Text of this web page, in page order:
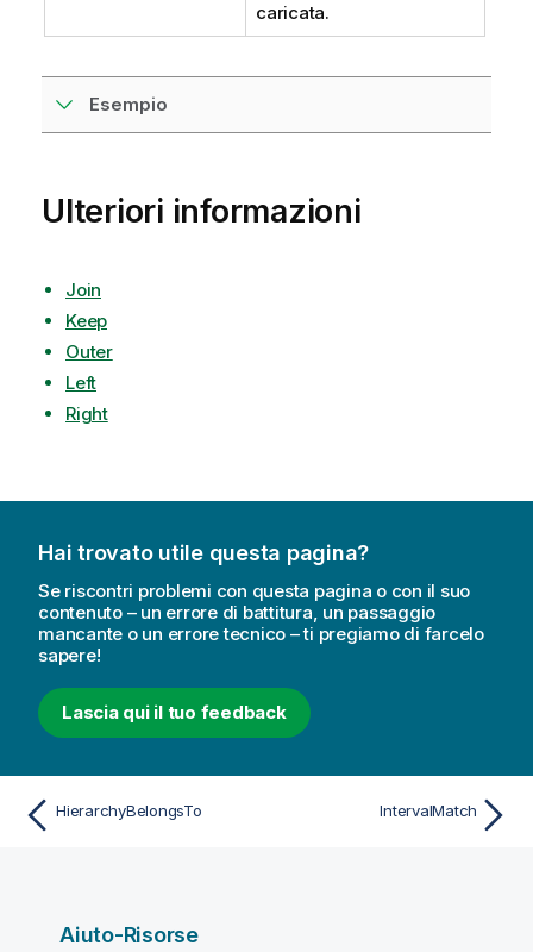
caricata.
Esempio
Ulteriori informazioni
Join
Keep
Outer
Left
Right
Hai trovato utile questa pagina?
Se riscontri problemi con questa pagina o con il suo
contenuto – un errore di battitura, un passaggio
mancante o un errore tecnico – ti pregiamo di farcelo
sapere!
Lascia qui il tuo feedback
HierarchyBelongsTo IntervalMatch
Aiuto-Risorse